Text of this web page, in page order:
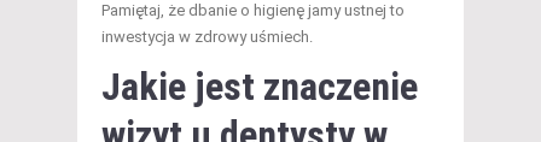
Pamiętaj, że dbanie o higienę jamy ustnej to
inwestycja w zdrowy uśmiech.
Jakie jest znaczenie